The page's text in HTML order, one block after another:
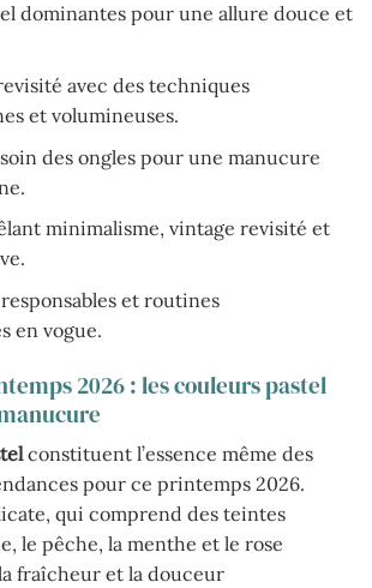
dominantes pour une allure douce et
avec des techniques
et volumineuses.
des ongles pour une manucure
minimalisme, vintage revisité et
et routines
en vogue.
2026 : les couleurs pastel
constituent l’essence même des
pour ce printemps 2026.
qui comprend des teintes
le pêche, la menthe et le rose
fraîcheur et la douceur